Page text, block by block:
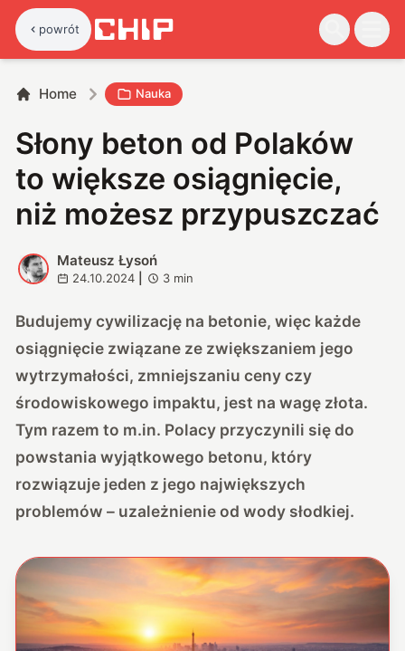
powrót
Home Nauka
Słony beton od Polaków
to większe osiągnięcie,
niż możesz przypuszczać
M
Mateusz Łysoń
24.10.2024 3 min
Budujemy cywilizację na betonie, więc każde
osiągnięcie związane ze zwiększaniem jego
wytrzymałości, zmniejszaniu ceny czy
środowiskowego impaktu, jest na wagę złota.
Tym razem to m.in. Polacy przyczynili się do
powstania wyjątkowego betonu, który
rozwiązuje jeden z jego największych
problemów – uzależnienie od wody słodkiej.